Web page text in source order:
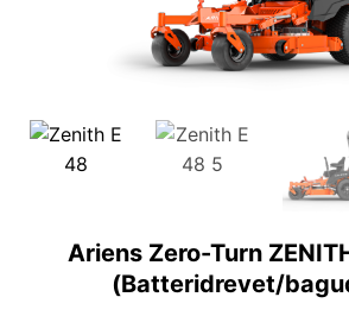
Ariens Zero-Turn
(Batteridrevet/